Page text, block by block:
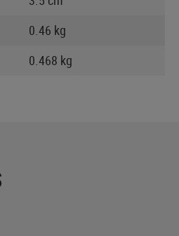
0.46 kg
0.468 kg